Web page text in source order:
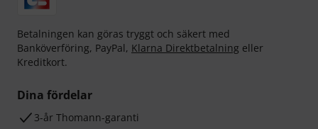
Betalningen kan göras tryggt och säkert med
Banköverföring, PayPal, Klarna Direktbetalning eller
Kreditkort.
Dina fördelar
3-år Thomann-garanti